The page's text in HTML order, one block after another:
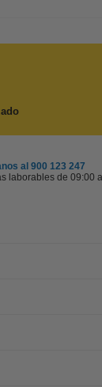
al 900 123 247
laborables de 09:00